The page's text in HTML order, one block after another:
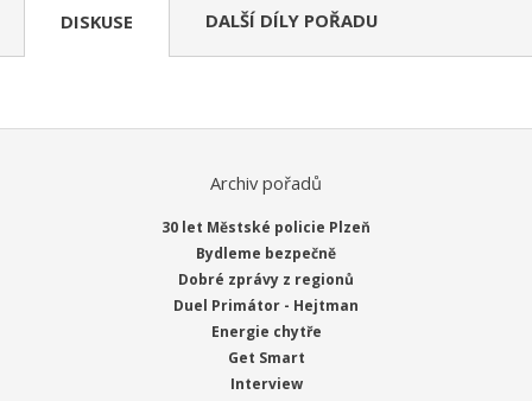
DISKUSE DALŠÍ DÍLY POŘADU
Archiv pořadů
30 let Městské policie Plzeň
Bydleme bezpečně
Dobré zprávy z regionů
Duel Primátor - Hejtman
Energie chytře
Get Smart
Interview